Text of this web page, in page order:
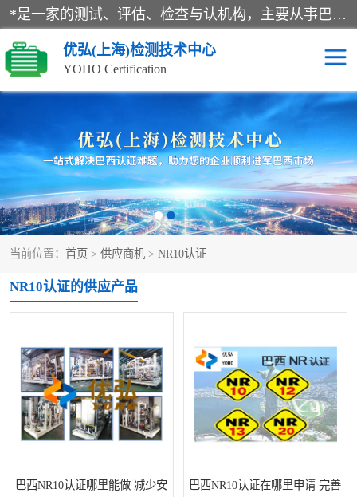
*是一家的测试、评估、检查与认机构，主要从事巴西NR10认证、NR12认证、NR13认证；ANATEL认证、INMTRO认证，欧盟CE认证：MD认证，PED认证，MID认证，ATEX认证，德国蓝色天使认证。
优弘(上海)检测技术中心
YOHO Certification
当前位置： 首页 > 供应商机 > NR10认证
NR10认证的供应产品
巴西NR10认证哪里能做 减少安
巴西NR10认证在哪里申请 完善
RECYCLASS认证 NR10认证
NR12认证 NR13认证
ART认证 巴西NR认证
巴西认证 RETIE认证